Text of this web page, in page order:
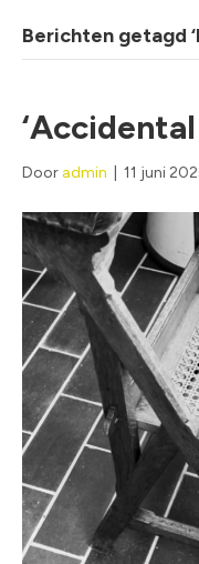
Berichten getagd
Door admin 11 juni